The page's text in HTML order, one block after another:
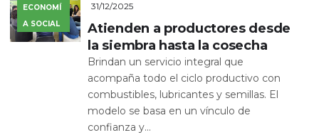
ECONOMÍ
A SOCIAL
31/12/2025
Atienden a productores desde
la siembra hasta la cosecha
Brindan un servicio integral que
acompaña todo el ciclo productivo con
combustibles, lubricantes y semillas. El
modelo se basa en un vínculo de
confianza y...